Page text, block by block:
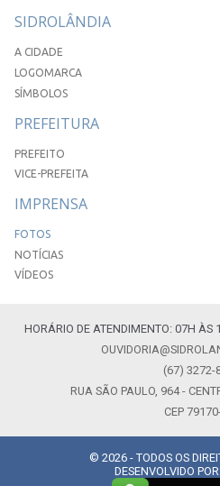
SIDROLÂNDIA
A CIDADE
LOGOMARCA
SÍMBOLOS
PREFEITURA
PREFEITO
VICE-PREFEITA
IMPRENSA
FOTOS
NOTÍCIAS
VÍDEOS
HORÁRIO DE ATENDIMENTO: 07H ÀS
(67) 3272-
RUA SÃO PAULO, 964 -
CEP
© 2026 - TODOS OS
DESENVOLVIDO